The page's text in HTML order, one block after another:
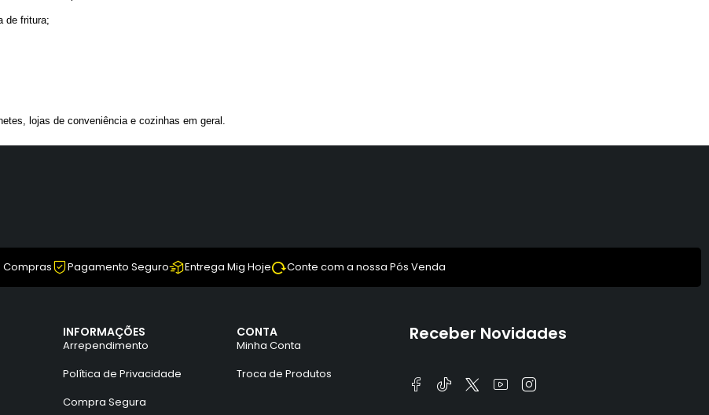
de fritura;
lojas de conveniência e cozinhas em geral.
Pagamento Seguro Entrega Mig Hoje Conte com a nossa Pós Venda
INFORMAÇÕES
Arrependimento
Política de Privacidade
Compra Segura
CONTA
Minha Conta
Troca de Produtos
Receber Novidades